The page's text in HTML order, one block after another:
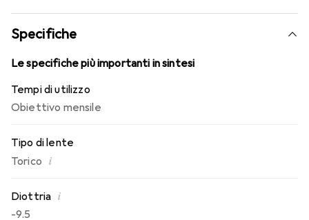
conosci. Comfort e assenza di fastidi durante tutto il
giorno con queste lenti mensili.
Specifiche
Le specifiche più importanti in sintesi
Tempi di utilizzo
Obiettivo mensile
Tipo di lente
Torico i
Diottria i
-9.5